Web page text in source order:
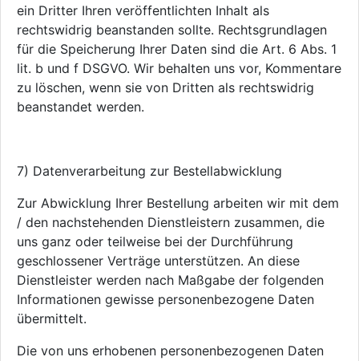
ein Dritter Ihren veröffentlichten Inhalt als
rechtswidrig beanstanden sollte. Rechtsgrundlagen
für die Speicherung Ihrer Daten sind die Art. 6 Abs. 1
lit. b und f DSGVO. Wir behalten uns vor, Kommentare
zu löschen, wenn sie von Dritten als rechtswidrig
beanstandet werden.
7) Datenverarbeitung zur Bestellabwicklung
Zur Abwicklung Ihrer Bestellung arbeiten wir mit dem
/ den nachstehenden Dienstleistern zusammen, die
uns ganz oder teilweise bei der Durchführung
geschlossener Verträge unterstützen. An diese
Dienstleister werden nach Maßgabe der folgenden
Informationen gewisse personenbezogene Daten
übermittelt.
Die von uns erhobenen personenbezogenen Daten